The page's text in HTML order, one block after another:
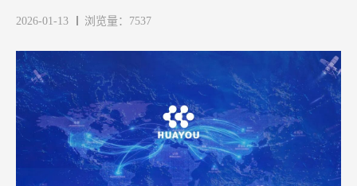
2026-01-13 浏览量：7537